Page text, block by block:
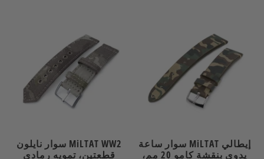
سوار نايلون MiLTAT WW2
قطعتين، تمويه رمادي
سوار ساعة MiLTAT إيطالي
يدوي بنقشة كامو 20 مم،